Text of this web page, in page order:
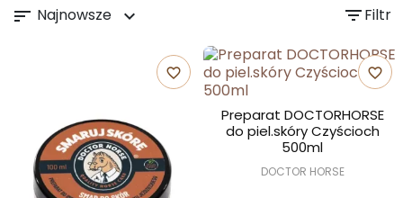
sort Najnowsze expand_more filter_listFiltr
favorite_border favorite_border
Preparat DOCTORHORSE
do piel.skóry Czyścioch
500ml
DOCTOR HORSE